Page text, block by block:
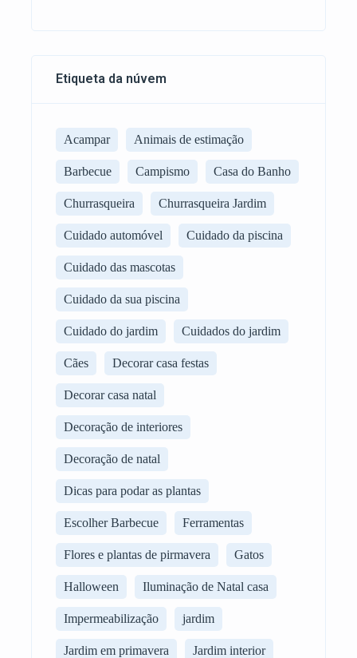
Etiqueta da núvem
Acampar Animais de estimação
Barbecue Campismo Casa do Banho
Churrasqueira Churrasqueira Jardim
Cuidado automóvel Cuidado da piscina
Cuidado das mascotas
Cuidado da sua piscina
Cuidado do jardim Cuidados do jardim
Cães Decorar casa festas
Decorar casa natal
Decoração de interiores
Decoração de natal
Dicas para podar as plantas
Escolher Barbecue Ferramentas
Flores e plantas de pirmavera Gatos
Halloween Iluminação de Natal casa
Impermeabilização jardim
Jardim em primavera Jardim interior